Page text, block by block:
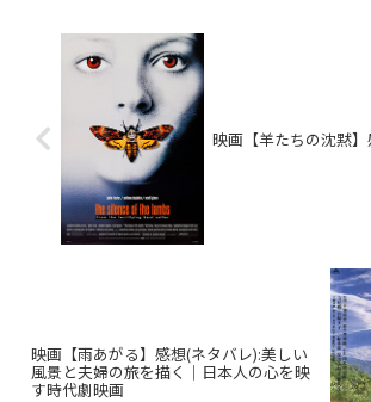
映画【羊たちの沈黙
映画【雨あがる】感想(ネタバレ):美しい
風景と夫婦の旅を描く｜日本人の心を映
す時代劇映画